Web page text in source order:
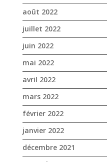
août 2022
juillet 2022
juin 2022
mai 2022
avril 2022
mars 2022
février 2022
janvier 2022
décembre 2021